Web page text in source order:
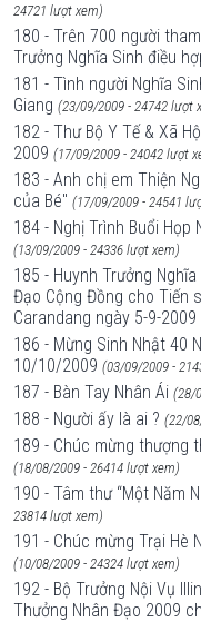
24721 lượt xem)
180 - Trên 700 người
Trưởng Nghĩa Sinh điều
181 - Tình người Nghĩa
Giang (23/09/2009 - 24742 lượt
182 - Thư Bộ Y Tế & Xã
2009 (17/09/2009 - 24042 lượt
183 - Anh chị em Thiện
của Bé" (17/09/2009 - 24541
184 - Nghị Trình Buổi Họp
(13/09/2009 - 24336 lượt xem)
185 - Huynh Trưởng
Đạo Cộng Đồng cho Tiến
Carandang ngày 5-9-2009
186 - Mừng Sinh Nhật 40
10/10/2009 (03/09/2009 -
187 - Bàn Tay Nhân Ái (28/
188 - Người ấy là ai ? (22/
189 - Chúc mừng thượng
(18/08/2009 - 26414 lượt xem)
190 - Tâm thư “Một Năm
23814 lượt xem)
191 - Chúc mừng Trại Hè
(10/08/2009 - 24324 lượt xem)
192 - Bộ Trưởng Nội Vụ
Thưởng Nhân Đạo 2009